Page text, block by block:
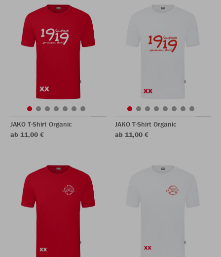
JAKO T-Shirt Organic
ab 11,00 €
JAKO T-Shirt Organic
ab 11,00 €